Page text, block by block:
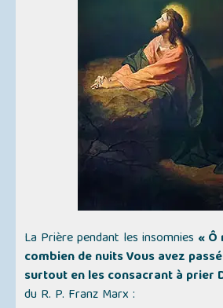
La Prière pendant les insomnies « Ô
combien de nuits Vous avez
surtout en les consacrant à prier
du R. P. Franz Marx :